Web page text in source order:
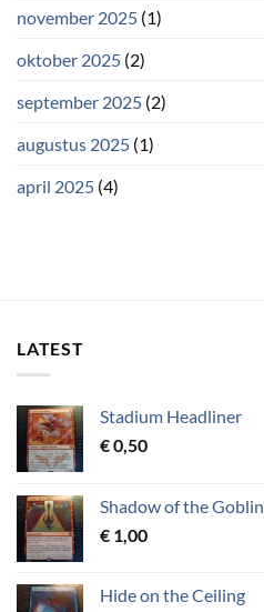
november 2025 (1)
oktober 2025 (2)
september 2025 (2)
augustus 2025 (1)
april 2025 (4)
LATEST
Stadium Headliner
€0,50
Shadow of the Goblin
€ 1,00
Hide on the Ceiling